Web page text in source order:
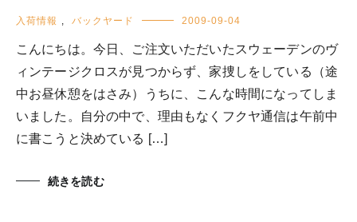
入荷情報 , バックヤード 2009-09-04
こんにちは。今日、ご注文いただいたスウェーデンのヴ
ィンテージクロスが見つからず、家捜しをしている（途
中お昼休憩をはさみ）うちに、こんな時間になってしま
いました。自分の中で、理由もなくフクヤ通信は午前中
に書こうと決めている […]
続きを読む